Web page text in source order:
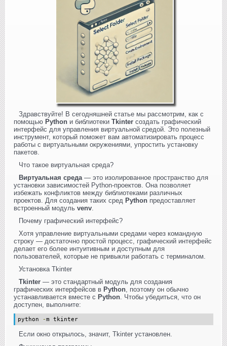
Здравствуйте! В сегодняшней статье мы рассмотрим, как с
помощью Python и библиотеки Tkinter создать графический
интерфейс для управления виртуальной средой. Это полезный
инструмент, который поможет вам автоматизировать процесс
работы с виртуальными окружениями, упростить установку
пакетов.
Что такое виртуальная среда?
Виртуальная среда — это изолированное пространство для
установки зависимостей Python-проектов. Она позволяет
избежать конфликтов между библиотеками различных
проектов. Для создания таких сред Python предоставляет
встроенный модуль venv
Почему графический интерфейс?
Хотя управление виртуальными средами через командную
строку — достаточно простой процесс, графический интерфейс
делает его более интуитивным и доступным для
пользователей, которые не привыкли работать с терминалом.
Установка Tkinter
Tkinter — это стандартный модуль для создания
графических интерфейсов в Python , поэтому он обычно
устанавливается вместе с Python . Чтобы убедиться, что он
доступен, выполните:
python -m tkinter
Если окно открылось, значит, Tkinter установлен.